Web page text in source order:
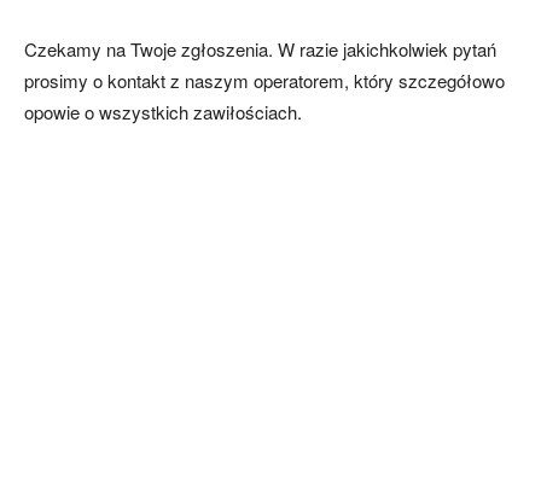
Czekamy na Twoje zgłoszenia. W razie jakichkolwiek pytań
prosimy o kontakt z naszym operatorem, który szczegółowo
opowie o wszystkich zawiłościach.